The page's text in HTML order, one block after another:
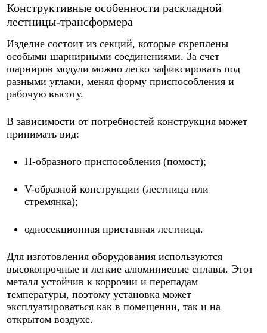
Конструктивные особенности раскладной
лестницы-трансформера
Изделие состоит из секций, которые скреплены
особыми шарнирными соединениями. За счет
шарниров модули можно легко зафиксировать под
разными углами, меняя форму приспособления и
рабочую высоту.
В зависимости от потребностей конструкция может
принимать вид:
П-образного приспособления (помост);
V-образной конструкции (лестница или
стремянка);
односекционная приставная лестница.
Для изготовления оборудования используются
высокопрочные и легкие алюминиевые сплавы. Этот
металл устойчив к коррозии и перепадам
температуры, поэтому установка может
эксплуатироваться как в помещении, так и на
открытом воздухе.